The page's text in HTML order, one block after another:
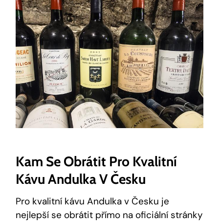
Kam Se Obrátit Pro Kvalitní
Kávu Andulka V Česku
Pro kvalitní kávu Andulka v Česku je
nejlepší se obrátit přímo na oficiální stránky